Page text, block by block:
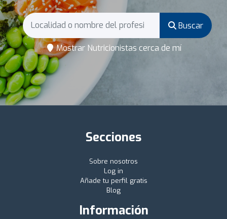
Buscar
Mostrar Nutricionistas cerca de mí
Secciones
Sobre nosotros
Log in
Añade tu perfil gratis
Blog
Información